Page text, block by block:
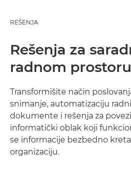
REŠENJA
Rešenja za
radnom prostoru
Transformišite način
snimanje, automatizaciju
dokumente i rešenja za
informatički oblak koji
se informacije bezbedno
organizaciju.